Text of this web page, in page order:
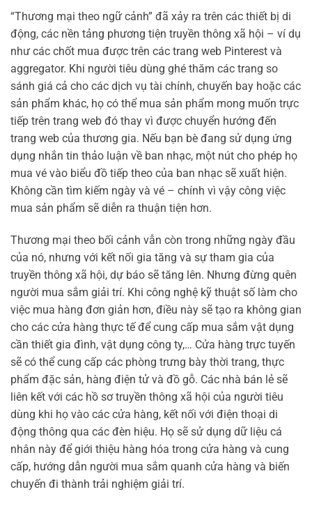
“Thương mại theo ngữ cảnh” đã xảy ra trên các thiết bị di
động, các nền tảng phương tiện truyền thông xã hội – ví dụ
như các chốt mua được trên các trang web Pinterest và
aggregator. Khi người tiêu dùng ghé thăm các trang so
sánh giá cả cho các dịch vụ tài chính, chuyến bay hoặc các
sản phẩm khác, họ có thể mua sản phẩm mong muốn trực
tiếp trên trang web đó thay vì được chuyển hướng đến
trang web của thương gia. Nếu bạn bè đang sử dụng ứng
dụng nhắn tin thảo luận về ban nhạc, một nút cho phép họ
mua vé vào biểu đồ tiếp theo của ban nhạc sẽ xuất hiện.
Không cần tìm kiếm ngày và vé – chính vì vậy công việc
mua sản phẩm sẽ diễn ra thuận tiện hơn.
Thương mại theo bối cảnh vẫn còn trong những ngày đầu
của nó, nhưng với kết nối gia tăng và sự tham gia của
truyền thông xã hội, dự báo sẽ tăng lên. Nhưng đừng quên
người mua sắm giải trí. Khi công nghệ kỹ thuật số làm cho
việc mua hàng đơn giản hơn, điều này sẽ tạo ra không gian
cho các cửa hàng thực tế để cung cấp mua sắm vật dụng
cần thiết gia đình, vật dụng công ty,… Cửa hàng trực tuyến
sẽ có thể cung cấp các phòng trưng bày thời trang, thực
phẩm đặc sản, hàng điện tử và đồ gỗ. Các nhà bán lẻ sẽ
liên kết với các hồ sơ truyền thông xã hội của người tiêu
dùng khi họ vào các cửa hàng, kết nối với điện thoại di
động thông qua các đèn hiệu. Họ sẽ sử dụng dữ liệu cá
nhân này để giới thiệu hàng hóa trong cửa hàng và cung
cấp, hướng dẫn người mua sắm quanh cửa hàng và biến
chuyến đi thành trải nghiệm giải trí.